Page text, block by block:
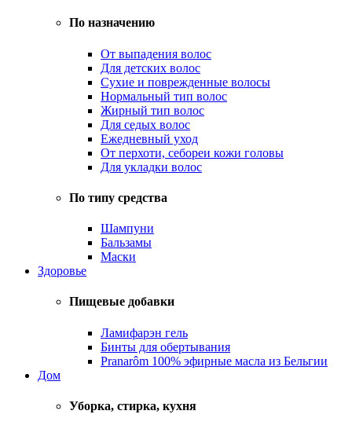
По назначению
От выпадения волос
Для детских волос
Сухие и поврежденные волосы
Нормальный тип волос
Жирный тип волос
Для седых волос
Ежедневный уход
От перхоти, себореи кожи головы
Для укладки волос
По типу средства
Шампуни
Бальзамы
Маски
Здоровье
Пищевые добавки
Ламифарэн гель
Бинты для обертывания
Pranarôm 100% эфирные масла из Бельгии
Дом
Уборка, стирка, кухня